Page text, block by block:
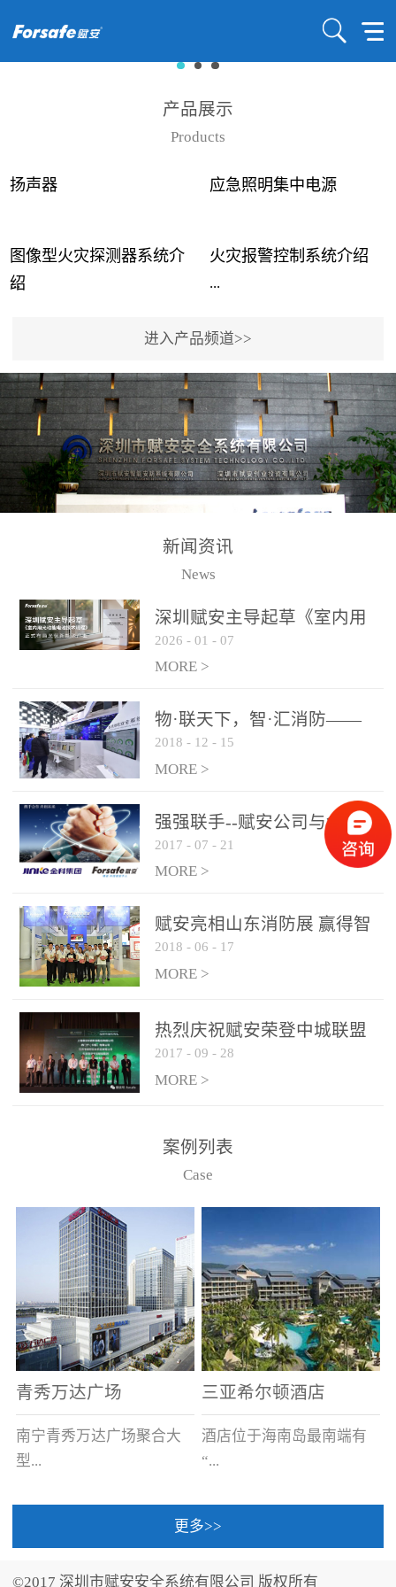
产品展示
Products
扬声器 应急照明集中电源
图像型火灾探测器系统介
绍
...
事故频发，传统的火灾探
测方法已无法满足要求。
尤其是目前众多的大型影
剧院、会议展览中心、体
育馆、大型仓库和隧道空
间等，其建筑结构特殊、
火灾隐患多。一旦发生火
传统的火灾关测器无法被
及时缺发，不能及早发现
和有效扑救火火，这不仅
力和闲难，同时也将造成
巨大的经济损失和社会影
响，基至还会造成人员伤
亡。图像型火灾探测器正
是针对这种高大空间建筑
物的消防设施、设备通过
现场图像的实时获取、预
处理和特征提取分析，实
现火焰的跟踪和识别。能
更早的进行预警，达到早
报早防的效果。 系统构
成示意图： 图像型火灾
和监控端两大部分组成。
两者之间通过以太网相
联，一台监控主机最多可
从监控主机上获取，最多
只能接6台，超过的需从现
火灾报警控制系统介绍
...
用了具有仲裁机制和冗余
校验的总线传输技术、线
路状态检测与保护技术、
后向光电感烟探测技术、
高可靠的系统抗干扰技术
等多项专利技术和专有技
警领域三十多年技术积累
和工程实践的结晶。
进入产品频道>>
新闻资讯
News
深圳赋安主导起草《室内用
光动能电池技术规程》 正式
布局光伏新能源产业
2026 - 01 - 07
MORE >
物·联天下，智·汇消防——
赋安F&S 2018上海消防展圆
满落幕
2018 - 12 - 15
MORE >
强强联手--赋安公司与金科
集团达成战略合作协议
2017 - 07 - 21
MORE >
赋安亮相山东消防展 赢得智
慧消防新荣耀
2018 - 06 - 17
MORE >
热烈庆祝赋安荣登中城联盟
联合采购战略合作平台
2017 - 09 - 28
MORE >
案例列表
Case
青秀万达广场
南宁青秀万达广场聚合大
型...
三亚希尔顿酒店
酒店位于海南岛最南端有
“...
中国的海岛天堂”之美称的
更多>>
©2017 深圳市赋安安全系统有限公司 版权所有